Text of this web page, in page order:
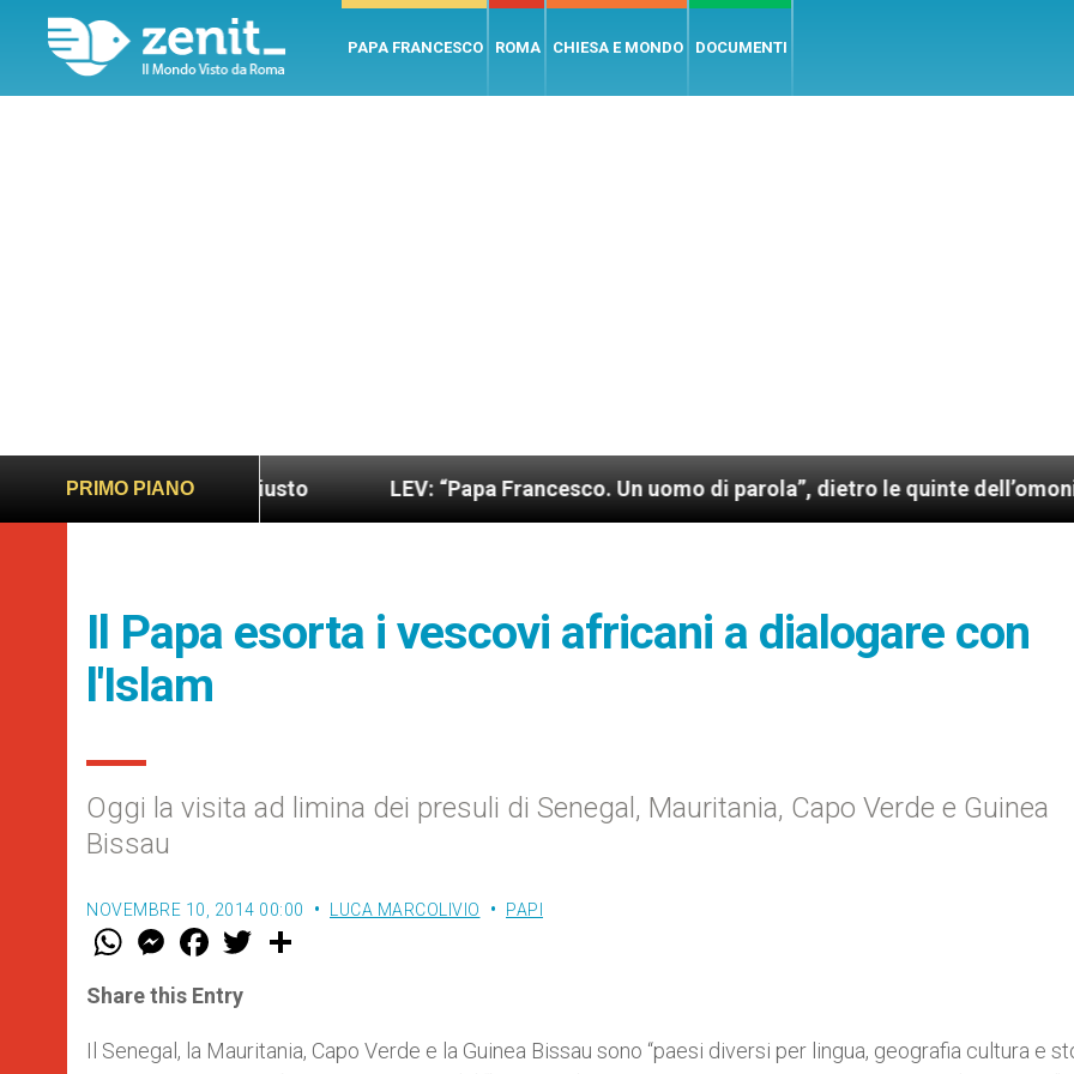
PAPA FRANCESCO ROMA CHIESA E MONDO DOCUMENTI
PRIMO PIANO
più sano e giusto LEV: “Papa Francesco. Un uomo di parola”, dietro le quinte dell’omonimo film di
Il Papa esorta i vescovi africani a dialogare con
l'Islam
Oggi la visita ad limina dei presuli di Senegal, Mauritania, Capo Verde e Guinea
Bissau
NOVEMBRE 10, 2014 00:00 LUCA MARCOLIVIO PAPI
W
t
s
p
p
M
e
s
e
g
e
F
a
e
b
o
k
w
r
Share this Entry
Il Senegal, la Mauritania, Capo Verde e la Guinea Bissau sono “paesi diversi per lingua, geografia cultura e